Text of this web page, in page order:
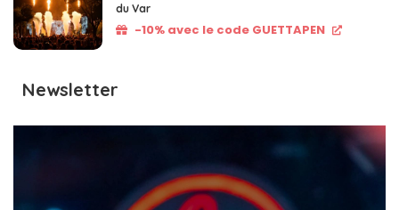
du Var
-10% avec le code GUETTAPEN
Newsletter